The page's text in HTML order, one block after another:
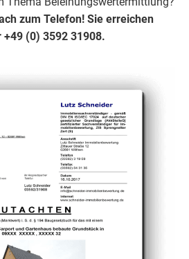
zum Telefon! Sie erreichen
(0) 3592 31908.